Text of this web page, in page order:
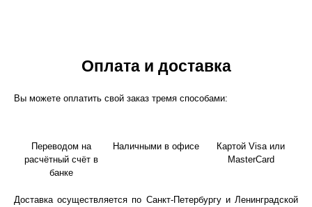
Оплата и доставка
Вы можете оплатить свой заказ тремя способами:
Переводом на
расчётный счёт в
банке
Наличными в офисе
Картой Visa или
MasterCard
Доставка осуществляется по Санкт-Петербургу и Ленинградской